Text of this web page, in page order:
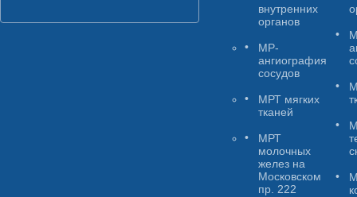
внутренних
органов
МР-
ангиография
сосудов
МРТ мягких
тканей
МРТ
молочных
желез на
Московском
пр. 222